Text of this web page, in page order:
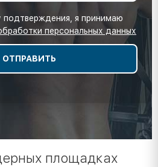
подтверждения, я принимаю
персональных данных
площадках